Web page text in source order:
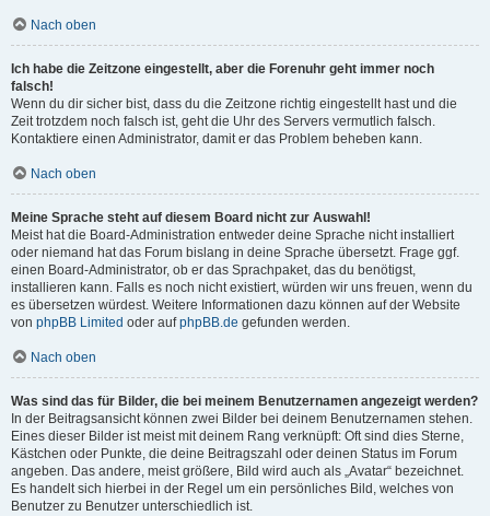
Nach oben
Ich habe die Zeitzone eingestellt, aber die Forenuhr geht immer noch
falsch!
Wenn du dir sicher bist, dass du die Zeitzone richtig eingestellt hast und die
Zeit trotzdem noch falsch ist, geht die Uhr des Servers vermutlich falsch.
Kontaktiere einen Administrator, damit er das Problem beheben kann.
Nach oben
Meine Sprache steht auf diesem Board nicht zur Auswahl!
Meist hat die Board-Administration entweder deine Sprache nicht installiert
oder niemand hat das Forum bislang in deine Sprache übersetzt. Frage ggf.
einen Board-Administrator, ob er das Sprachpaket, das du benötigst,
installieren kann. Falls es noch nicht existiert, würden wir uns freuen, wenn du
es übersetzen würdest. Weitere Informationen dazu können auf der Website
von phpBB Limited oder aufphpBB.de gefunden werden.
Nach oben
Was sind das für Bilder, die bei meinem Benutzernamen angezeigt werden?
In der Beitragsansicht können zwei Bilder bei deinem Benutzernamen stehen.
Eines dieser Bilder ist meist mit deinem Rang verknüpft: Oft sind dies Sterne,
Kästchen oder Punkte, die deine Beitragszahl oder deinen Status im Forum
angeben. Das andere, meist größere, Bild wird auch als „Avatar“ bezeichnet.
Es handelt sich hierbei in der Regel um ein persönliches Bild, welches von
Benutzer zu Benutzer unterschiedlich ist.